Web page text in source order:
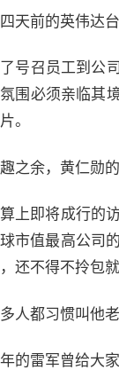
天前的英伟达
号召员工到公
围必须亲临其
。
之余，黄仁勋
上即将成行的
市值最高公司
还不得不拎包
人都习惯叫他
的雷军曾给大